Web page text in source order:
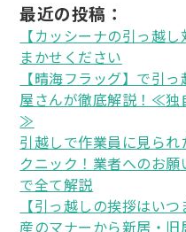
最近の投稿：
【カッシーナの引っ越
まかせください
【晴海フラッグ】で引
屋さんが徹底解説！≪独
≫
引越しで作業員に見ら
クニック！業者へのお
で全て解説
【引っ越しの挨拶はい
産のマナーから新居・